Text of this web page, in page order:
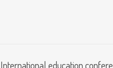
International education